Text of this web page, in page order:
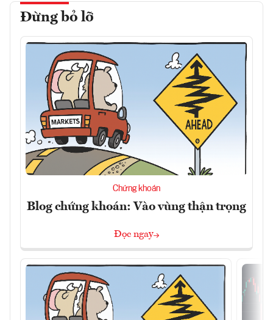
Đừng bỏ lỡ
Chứng khoán
Blog chứng khoán: Vào vùng thận trọng
Đọc ngay